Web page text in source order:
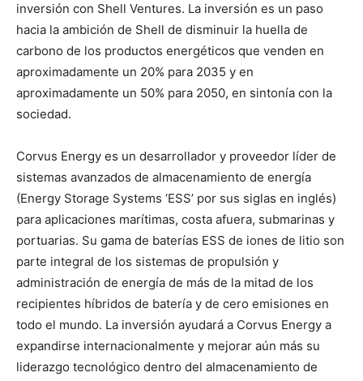
inversión con Shell Ventures. La inversión es un paso
hacia la ambición de Shell de disminuir la huella de
carbono de los productos energéticos que venden en
aproximadamente un 20% para 2035 y en
aproximadamente un 50% para 2050, en sintonía con la
sociedad.
Corvus Energy es un desarrollador y proveedor líder de
sistemas avanzados de almacenamiento de energía
(Energy Storage Systems ‘ESS’ por sus siglas en inglés)
para aplicaciones marítimas, costa afuera, submarinas y
portuarias. Su gama de baterías ESS de iones de litio son
parte integral de los sistemas de propulsión y
administración de energía de más de la mitad de los
recipientes híbridos de batería y de cero emisiones en
todo el mundo. La inversión ayudará a Corvus Energy a
expandirse internacionalmente y mejorar aún más su
liderazgo tecnológico dentro del almacenamiento de